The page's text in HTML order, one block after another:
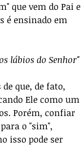
que vem do Pai e
é ensinado em
lábios do Senhor"
que, de fato,
Ele como um
Porém, confiar
o "sim",
isso pode ser